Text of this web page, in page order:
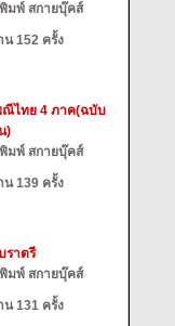
มพ์ สกายบุ๊คส์
น 152 ครั้ง
ณีไทย 4 ภาค(ฉบับ
)
มพ์ สกายบุ๊คส์
น 139 ครั้ง
ราตรี
มพ์ สกายบุ๊คส์
น 131 ครั้ง